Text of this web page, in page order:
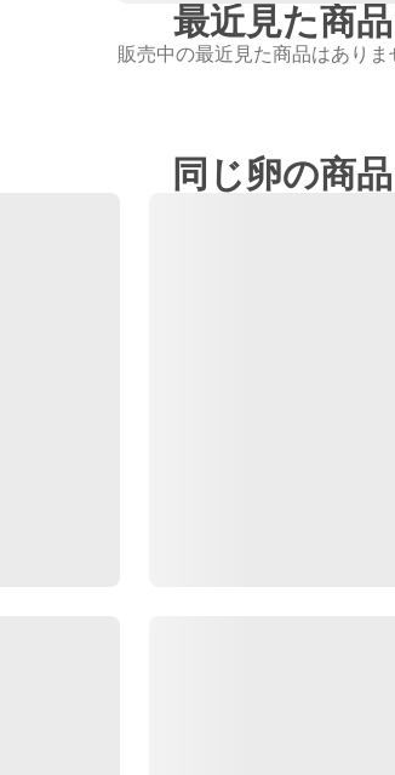
最近見た商品
販売中の最近見た商品はありま
同じ卵の商品